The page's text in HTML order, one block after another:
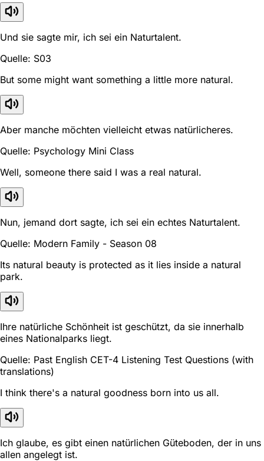
Und sie sagte mir, ich sei ein Naturtalent.
Quelle: S03
But some might want something a little more natural.
Aber manche möchten vielleicht etwas natürlicheres.
Quelle: Psychology Mini Class
Well, someone there said I was a real natural.
Nun, jemand dort sagte, ich sei ein echtes Naturtalent.
Quelle: Modern Family - Season 08
Its natural beauty is protected as it lies inside a natural
park.
Ihre natürliche Schönheit ist geschützt, da sie innerhalb
eines Nationalparks liegt.
Quelle: Past English CET-4 Listening Test Questions (with
translations)
I think there's a natural goodness born into us all.
Ich glaube, es gibt einen natürlichen Güteboden, der in uns
allen angelegt ist.